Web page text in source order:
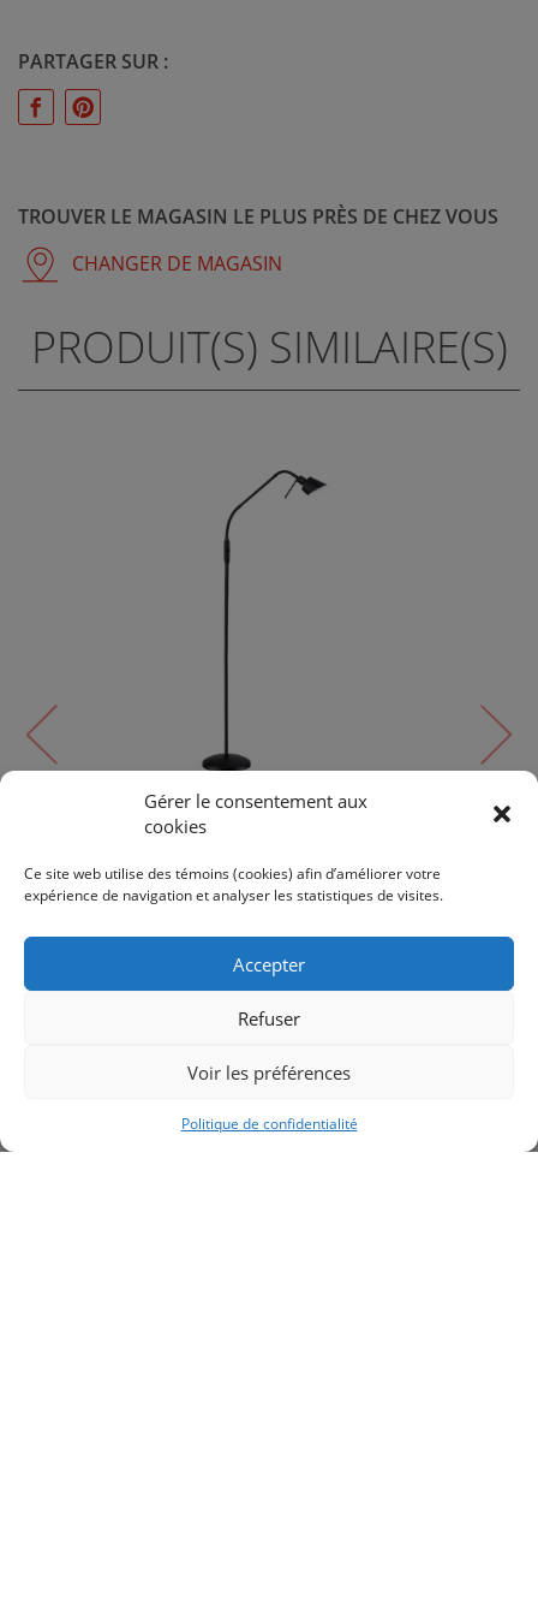
Gérer le consentement aux
cookies
Ce site web utilise des témoins (cookies) afin d’améliorer votre
expérience de navigation et analyser les statistiques de visites.
Accepter
Refuser
Voir les préférences
Politique de confidentialité
PARTAGER SUR :
TROUVER LE MAGASIN LE PLUS PRÈS DE CHEZ VOUS
CHANGER DE MAGASIN
PRODUIT(S) SIMILAIRE(S)
Lampe de plancher
200$ 170$
RETOUR AUX PRODUITS